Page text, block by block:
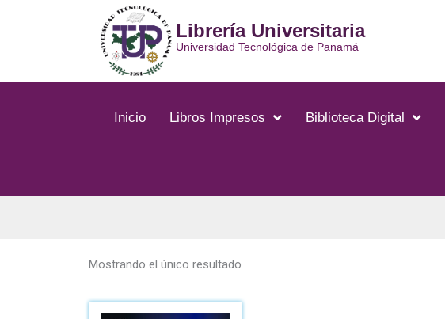
Librería Universitaria
Universidad Tecnológica de Panamá
Inicio Libros Impresos Biblioteca Digital
Mostrando el único resultado